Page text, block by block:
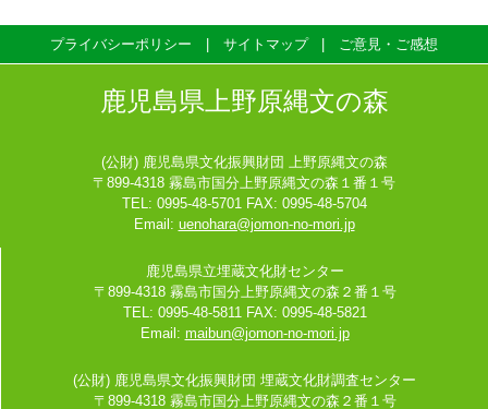
プライバシーポリシー サイトマップ ご意見・ご感想
鹿児島県上野原縄文の森
(公財) 鹿児島県文化振興財団 上野原縄文の森
〒899-4318 霧島市国分上野原縄文の森１番１号
TEL: 0995-48-5701 FAX: 0995-48-5704
Email: uenohara@jomon-no-mori.jp
鹿児島県立埋蔵文化財センター
〒899-4318 霧島市国分上野原縄文の森２番１号
TEL: 0995-48-5811 FAX: 0995-48-5821
Email: maibun@jomon-no-mori.jp
(公財) 鹿児島県文化振興財団 埋蔵文化財調査センター
〒899-4318 霧島市国分上野原縄文の森２番１号